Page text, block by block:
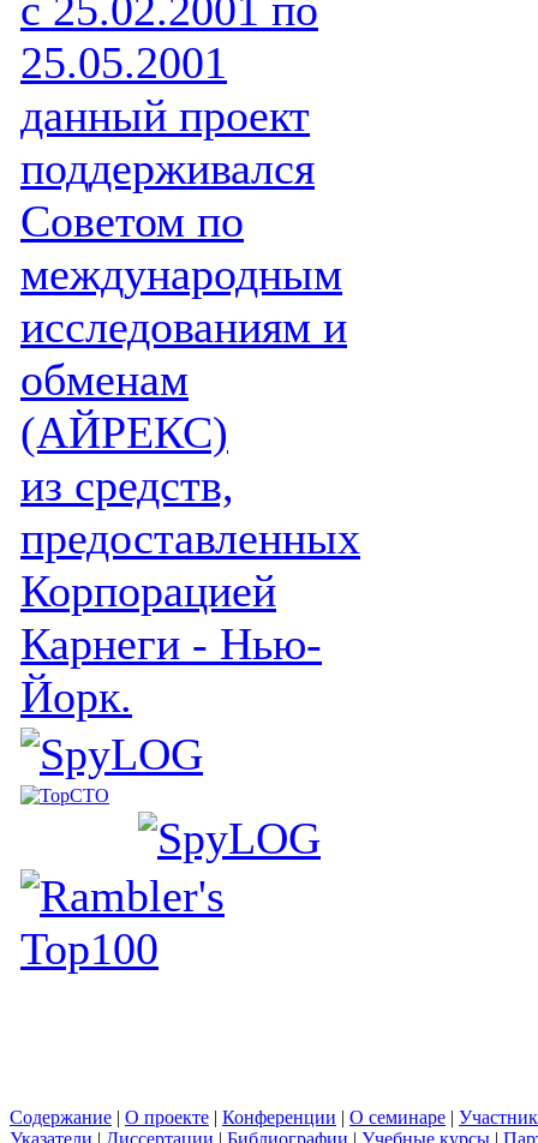
25.05.2001
данный проект
поддерживался
Советом по
международным
исследованиям и
обменам
(АЙРЕКС)
из средств,
предоставленных
Корпорацией
Карнеги - Нью-
Йорк.
Содержание | О проекте | Конференции | О семинаре |
Указатели | Диссертации | Библиографии | Учебные курсы |